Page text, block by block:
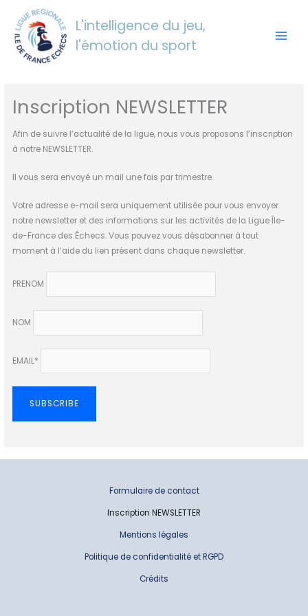
contenu
L'intelligence du jeu,
l'émotion du sport
Inscription NEWSLETTER
Afin de suivre l’actualité de la ligue, nous vous proposons l’inscription
à notre NEWSLETTER.
Il vous sera envoyé un mail une fois par trimestre.
Votre adresse e-mail sera uniquement utilisée pour vous envoyer
notre newsletter et des informations sur les activités de la Ligue Île-
de-France des Échecs. Vous pouvez vous désabonner à tout
moment à l’aide du lien présent dans chaque newsletter.
PRENOM
NOM
EMAIL*
Formulaire de contact
Inscription NEWSLETTER
Mentions légales
Politique de confidentialité et RGPD
Crédits